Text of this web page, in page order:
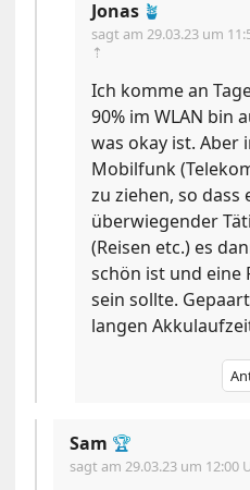
Jonas 🪴
sagt am29.03.23 um
⇡
Ich komme an
90% im WLAN bin
was okay ist. Aber
Mobilfunk
zu ziehen, so dass
überwiegender
(Reisen etc.) es
schön ist und eine
sein sollte.
langen
Sam 🏆
sagt am29.03.23 um 12:00